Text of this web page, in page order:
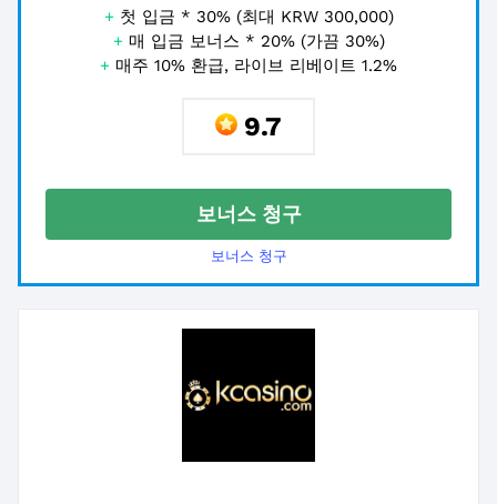
+ 첫 입금 * 30% (최대 KRW 300,000)
+ 매 입금 보너스 * 20% (가끔 30%)
+ 매주 10% 환급, 라이브 리베이트 1.2%
9.7
보너스 청구
보너스 청구